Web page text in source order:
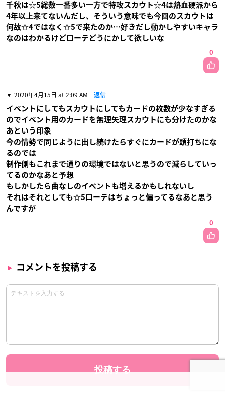
千秋は☆5総数一番多い一方で特攻スカウト☆4は熱血硬派から
4年以上来てないんだし、そういう意味でも今回のスカウトは
何故☆4ではなく☆5で来たのか…好きだし動かしやすいキャラ
なのはわかるけどローテどうにかして欲しいな
0
2020年4月15日 at 2:09 AM 返信
イベントにしてもスカウトにしてもカードの枚数が少なすぎる
のでイベント用のカードを無理矢理スカウトにも分けたのかな
あという印象
今の情勢で同じように出し続けたらすぐにカードが頭打ちにな
るのでは
制作側もこれまで通りの環境ではないと思うので減らしていっ
てるのかなあと予想
もしかしたら曲なしのイベントも増えるかもしれないし
それはそれとしても☆5ローテはちょっと偏ってるなあと思う
んですが
0
コメントを投稿する